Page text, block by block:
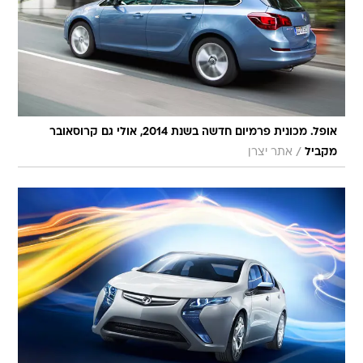
אופל. מכונית פרמיום חדשה בשנת 2014, אולי גם קרוסאובר
מקביל / אתר יצרן